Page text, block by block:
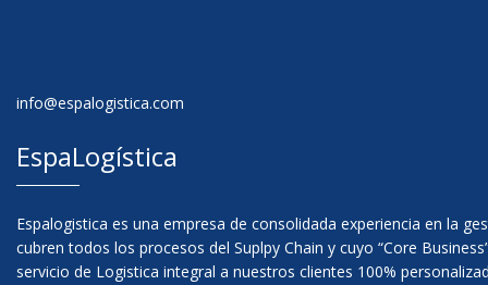
info@espalogistica.com
EspaLogística
Espalogistica es una empresa de consolidada experiencia en la
cubren todos los procesos del Suplpy Chain y cuyo “Core
servicio de Logistica integral a nuestros clientes 100%